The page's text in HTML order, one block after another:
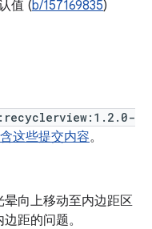
值 (b/157169835)
这些提交内容。
向上移动至内边距区
距的问题。